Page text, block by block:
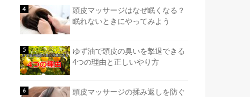
頭皮マッサージはなぜ眠くなる？
眠れないときにやってみよう
ゆず油で頭皮の臭いを撃退できる
4つの理由と正しいやり方
頭皮マッサージの揉み返しを防ぐ